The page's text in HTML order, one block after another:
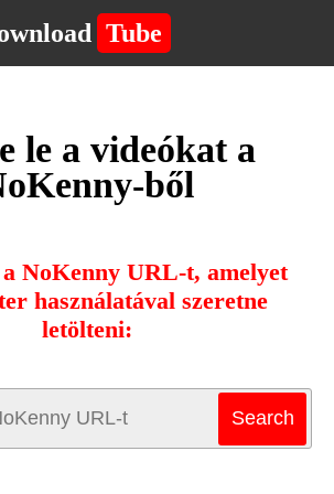
Tube
le a videókat a
ből
NoKenny URL-t, amelyet
használatával szeretne
letölteni: